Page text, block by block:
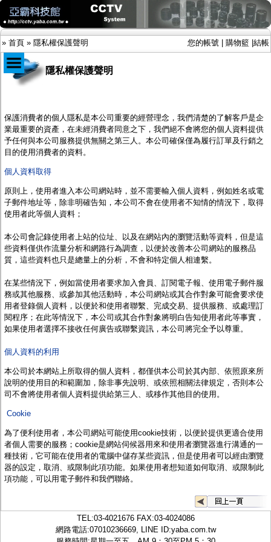
» 首頁 » 隱私權保護聲明 您的帳號 購物籃 結帳
限時促銷特惠專案
IP網路攝影機及錄放影機
AHD DVR數位錄放影機
AHD半球型(適用屋內)
AHD防護罩型攝影機(適用屋外，紅外線照射
AHD特殊功能型攝影機
旋轉型攝影機.旋轉台
傳統高解析攝影機
投光設備
防護罩及支架
多路攝影機單軸傳輸
網路設備
視訊轉換設備
雙絞線傳輸器
雜訊改善器
分配放大器
網路線
懶人線.同軸線.花線
線頭.插座.延長線.HDMI線
集線盒.防水盒.配線盒
轉接頭
行車紀錄器.車用插座配件
電腦工業機殼
客訂商品
隱私權保護聲明
保護消費者的個人隱私是本公司重要的經營理念，我們清楚的了解客戶是企
業最重要的資產，在未經消費者同意之下，我們絕不會將您的個人資料提供
予任何與本公司服務提供無關之第三人。本公司確保僅為履行訂單及行銷之
目的使用消費者的資料。
個人資料取得
原則上，使用者進入 本公司 網站時，並不需要輸入個人資料，例如姓名或電
子郵件地址等，除非明確告知， 本公司 不會在使用者不知情的情況下，取得
使用者此等個人資料；
本公司 會記錄使用者上站的位址、以及在網站內的瀏覽活動等資料，但是這
些資料僅供作流量分析和網路行為調查，以便於改善本公司 網站的服務品
質，這些資料也只是總量上的分析，不會和特定個人相連繫。
在某些情況下，例如當使用者要求加入會員、訂閱電子報、使用電子郵件服
務或其他服務、或參加其他活動時， 本公司 網站或其合作對象可能會要求使
用者登錄個人資料，以便於和使用者聯繫、完成交易、提供服務、或處理訂
閱程序；在此等情況下， 本公司 或其合作對象將明白告知使用者此等事實，
如果使用者選擇不接收任何廣告或聯繫資訊， 本公司 將完全予以尊重。
個人資料的利用
本公司於本網站上所取得的個人資料，都僅供本公司 於其內部、依照原來所
說明的使用目的和範圍加，除非事先說明、或依照相關法律規定，否則本公
司不會將使用者個人資料提供給第三人、或移作其他目的使用。
Cookie
為了便利使用者， 本公司 網站可能使用cookie技術，以便於提供更適合使用
者個人需要的服務； cookie是網站伺候器用來和使用者瀏覽器進行溝通的一
種技術，它可能在使用者的電腦中儲存某些資訊，但是使用者可以經由瀏覽
器的設定，取消、或限制此項功能。如果使用者想知道如何取消、或限制此
項功能，可以用電子郵件和我們聯絡。
TEL:03-4021676FAX:03-4024086
網路電話:07010236669, LINE ID:yaba.com.tw